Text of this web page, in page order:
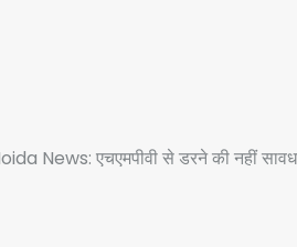
News: एचएमपीवी से डरने की नहीं